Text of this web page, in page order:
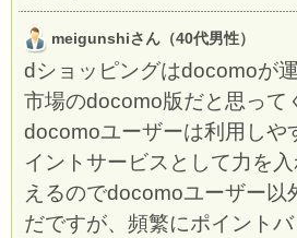
meigunshiさん（40代男性）
dショッピングはdocomoが
市場のdocomo版だと思って
docomoユーザーは利用しや
イントサービスとして力を
えるのでdocomoユーザー
だですが、頻繁にポイント